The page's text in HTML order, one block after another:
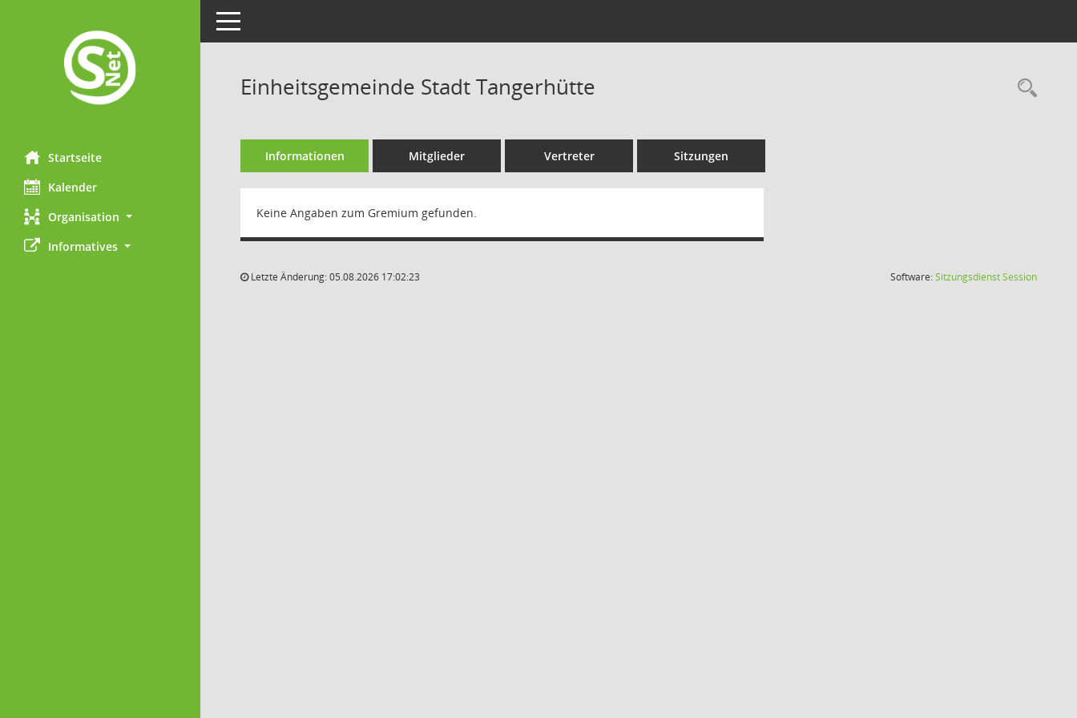
Startseite
Kalender
Organisation
Informatives
Toggle navigation
Einheitsgemeinde Stadt Tangerhütte
Informationen Mitglieder Vertreter Sitzungen
Keine Angaben zum Gremium gefunden.
Letzte Änderung: 05.08.2026 17:02:23 Software:SitzungsdienstSession(Wird in